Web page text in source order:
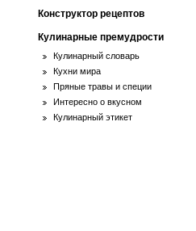
Конструктор рецептов
Кулинарные премудрости
Кулинарный словарь
Кухни мира
Пряные травы и специи
Интересно о вкусном
Кулинарный этикет